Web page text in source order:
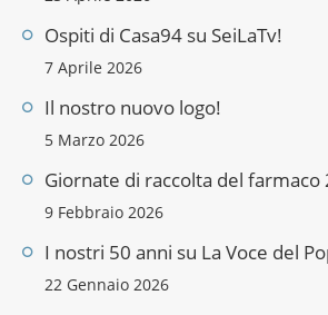
Ospiti di Casa94 su SeiLaTv!
7 Aprile 2026
Il nostro nuovo logo!
5 Marzo 2026
Giornate di raccolta del farmaco
9 Febbraio 2026
I nostri 50 anni su La Voce del
22 Gennaio 2026